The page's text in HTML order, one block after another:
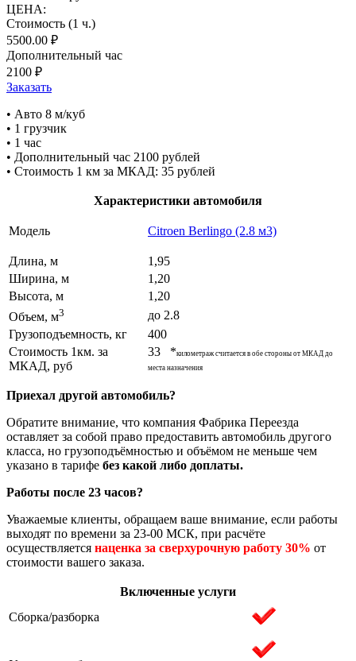
ЦЕНА:
Стоимость (1 ч.)
5500.00 ₽
Дополнительный час
2100 ₽
Заказать
• Авто 8 м/куб
• 1 грузчик
• 1 час
• Дополнительный час 2100 рублей
• Стоимость 1 км за МКАД: 35 рублей
Характеристики автомобиля
Модель Citroen Berlingo (2.8 м3)
Длина, м
1,95
Ширина, м
1,20
Высота, м
1,20
Объем, м3
до 2.8
Грузоподъемность, кг
400
Стоимость 1км. за
МКАД, руб
33 *километраж считается в обе стороны от МКАД до
места назначения
Приехал другой автомобиль?
Обратите внимание, что компания Фабрика Переезда
оставляет за собой право предоставить автомобиль другого
класса, но грузоподъёмностью и объёмом не меньше чем
указано в тарифе без какой либо доплаты.
Работы после 23 часов?
Уважаемые клиенты, обращаем ваше внимание, если работы
выходят по времени за 23-00 МСК, при расчёте
осуществляется наценка за сверхурочную работу 30% от
стоимости вашего заказа.
Включенные услуги
Сборка/разборка